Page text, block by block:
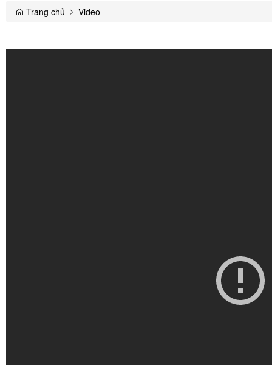
Trang chủ Video